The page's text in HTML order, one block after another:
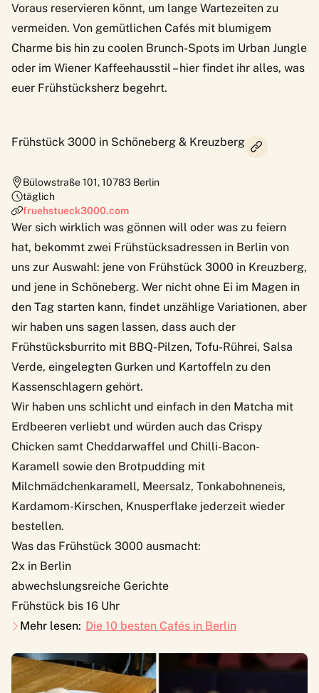
Voraus reservieren könnt, um lange Wartezeiten zu
vermeiden. Von gemütlichen Cafés mit blumigem
Charme bis hin zu coolen Brunch-Spots im Urban Jungle
oder im Wiener Kaffeehausstil – hier findet ihr alles, was
euer Frühstücksherz begehrt.
Frühstück 3000 in Schöneberg & Kreuzberg
Bülowstraße 101,10783 Berlin
täglich
fruehstueck3000.com
Wer sich wirklich was gönnen will oder was zu feiern
hat, bekommt zwei Frühstücksadressen in Berlin von
uns zur Auswahl: jene von Frühstück 3000 in Kreuzberg,
und jene in Schöneberg. Wer nicht ohne Ei im Magen in
den Tag starten kann, findet unzählige Variationen, aber
wir haben uns sagen lassen, dass auch der
Frühstücksburrito mit BBQ-Pilzen, Tofu-Rührei, Salsa
Verde, eingelegten Gurken und Kartoffeln zu den
Kassenschlagern gehört.
Wir haben uns schlicht und einfach in den Matcha mit
Erdbeeren verliebt und würden auch das Crispy
Chicken samt Cheddarwaffel und Chilli-Bacon-
Karamell sowie den Brotpudding mit
Milchmädchenkaramell, Meersalz, Tonkabohneneis,
Kardamom-Kirschen, Knusperflake jederzeit wieder
bestellen.
Was das Frühstück 3000 ausmacht:
2x in Berlin
abwechslungsreiche Gerichte
Frühstück bis 16 Uhr
Mehr lesen: Die 10 besten Cafés in Berlin